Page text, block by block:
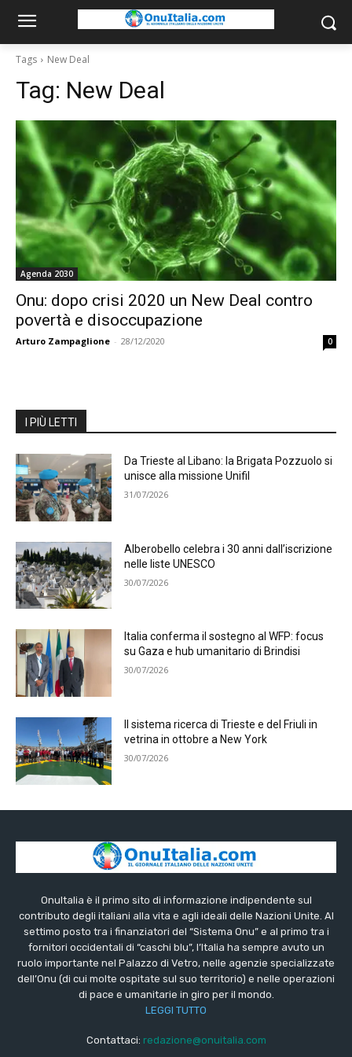
Tags New Deal
Tag: New Deal
Agenda 2030
Onu: dopo crisi 2020 un New Deal contro
povertà e disoccupazione
Arturo Zampaglione - 28/12/2020 0
I PIÙ LETTI
Da Trieste al Libano: la Brigata Pozzuolo si
unisce alla missione Unifil
31/07/2026
Alberobello celebra i 30 anni dall’iscrizione
nelle liste UNESCO
30/07/2026
Italia conferma il sostegno al WFP: focus
su Gaza e hub umanitario di Brindisi
30/07/2026
Il sistema ricerca di Trieste e del Friuli in
vetrina in ottobre a New York
30/07/2026
OnuItalia è il primo sito di informazione indipendente sul
contributo degli italiani alla vita e agli ideali delle Nazioni Unite. Al
settimo posto tra i finanziatori del “Sistema Onu” e al primo tra i
fornitori occidentali di “caschi blu”, l’Italia ha sempre avuto un
ruolo importante nel Palazzo di Vetro, nelle agenzie specializzate
dell’Onu (di cui molte ospitate sul suo territorio) e nelle operazioni
di pace e umanitarie in giro per il mondo.
LEGGI TUTTO
Contattaci: redazione@onuitalia.com